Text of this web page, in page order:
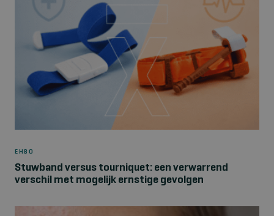
EHBO
Stuwband versus tourniquet: een verwarrend
verschil met mogelijk ernstige gevolgen